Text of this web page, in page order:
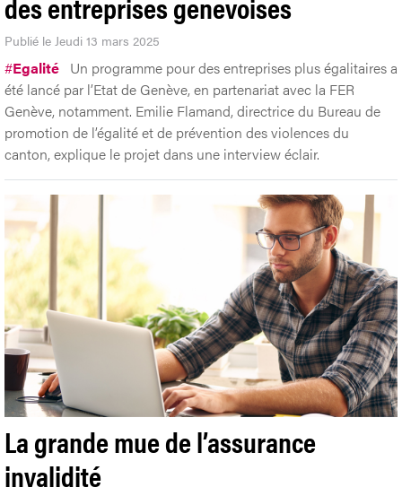
Publié le Jeudi 13 mars 2025
#Egalité Un programme pour des entreprises plus égalitaires a
été lancé par l’Etat de Genève, en partenariat avec la FER
Genève, notamment. Emilie Flamand, directrice du Bureau de
promotion de l’égalité et de prévention des violences du
canton, explique le projet dans une interview éclair.
La grande mue de l’assurance
invalidité